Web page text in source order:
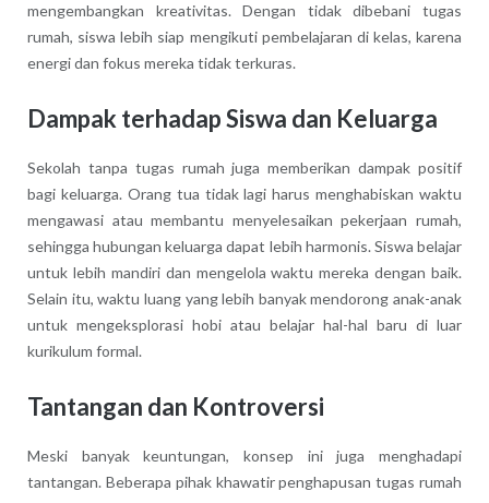
mengembangkan kreativitas. Dengan tidak dibebani tugas
rumah, siswa lebih siap mengikuti pembelajaran di kelas, karena
energi dan fokus mereka tidak terkuras.
Dampak terhadap Siswa dan Keluarga
Sekolah tanpa tugas rumah juga memberikan dampak positif
bagi keluarga. Orang tua tidak lagi harus menghabiskan waktu
mengawasi atau membantu menyelesaikan pekerjaan rumah,
sehingga hubungan keluarga dapat lebih harmonis. Siswa belajar
untuk lebih mandiri dan mengelola waktu mereka dengan baik.
Selain itu, waktu luang yang lebih banyak mendorong anak-anak
untuk mengeksplorasi hobi atau belajar hal-hal baru di luar
kurikulum formal.
Tantangan dan Kontroversi
Meski banyak keuntungan, konsep ini juga menghadapi
tantangan. Beberapa pihak khawatir penghapusan tugas rumah